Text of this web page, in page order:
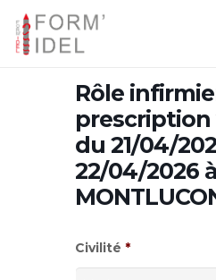
Rôle
prescription
du 21/04/
22/04/2026 à
Civilité *